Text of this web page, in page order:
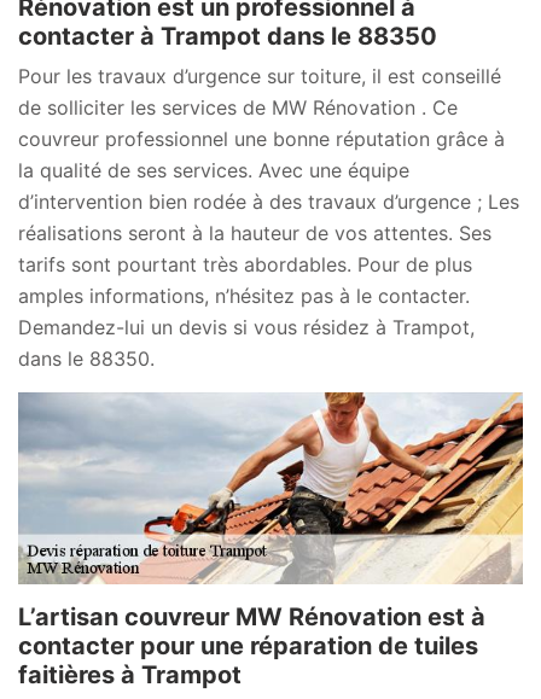
Rénovation est un professionnel à
contacter à Trampot dans le 88350
Pour les travaux d’urgence sur toiture, il est conseillé
de solliciter les services de MW Rénovation . Ce
couvreur professionnel une bonne réputation grâce à
la qualité de ses services. Avec une équipe
d’intervention bien rodée à des travaux d’urgence ; Les
réalisations seront à la hauteur de vos attentes. Ses
tarifs sont pourtant très abordables. Pour de plus
amples informations, n’hésitez pas à le contacter.
Demandez-lui un devis si vous résidez à Trampot,
dans le 88350.
L’artisan couvreur MW Rénovation est à
contacter pour une réparation de tuiles
faitières à Trampot